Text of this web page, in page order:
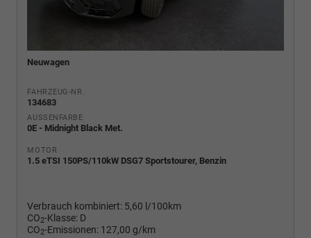
Neuwagen
FAHRZEUG-NR.
134683
AUSSENFARBE
0E - Midnight Black Met.
MOTOR
1.5 eTSI 150PS/110kW DSG7 Sportstourer, Benzin
Verbrauch kombiniert: 5,60 l/100km
CO2-Klasse: D
CO2-Emissionen: 127,00 g/km